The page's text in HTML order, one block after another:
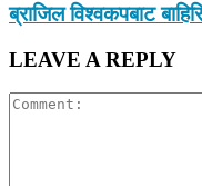
ब्राजिल विश्वकपबाट
LEAVE A REPLY